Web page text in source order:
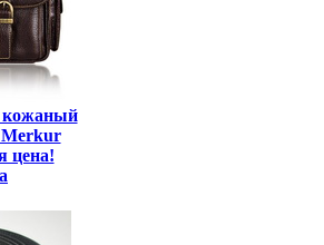
кожаный
Merkur
цена!